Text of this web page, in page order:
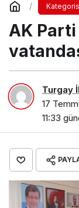
AK Parti
Turgay
17
11:33